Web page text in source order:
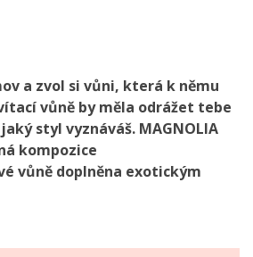
a zvol si vůni, která k němu
vůně by měla odrážet tebe
styl vyznáváš. MAGNOLIA
kompozice
vůně doplněna exotickým